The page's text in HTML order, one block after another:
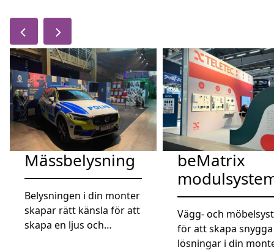
Mässbelysning
Belysningen i din monter
skapar rätt känsla för att
skapa en ljus och
beMatrix
Vägg- och
för att skapa snygga
lösningar i din